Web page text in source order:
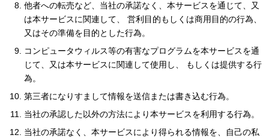
他者への転売など、当社の承諾なく、本サービスを通じて、又
は本サービスに関連して、 営利目的もしくは商用目的の行為、
又はその準備を目的とした行為。
コンピュータウィルス等の有害なプログラムを本サービスを通
じて、又は本サービスに関連して使用し、 もしくは提供する行
為。
第三者になりすまして情報を送信または書き込む行為。
当社の承認した以外の方法により本サービスを利用する行為。
当社の承諾なく、本サービスにより得られる情報を、自己の私